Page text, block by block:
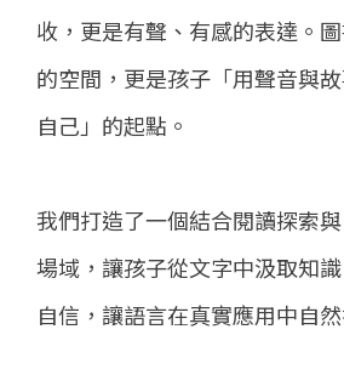
收，更是有聲、有感的表達。
的空間，更是孩子「用聲音與
自己」的起點。
我們打造了一個結合閱讀探索
場域，讓孩子從文字中汲取知
自信，讓語言在真實應用中自然